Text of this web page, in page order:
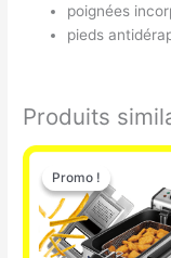
poignées
pieds
Produits
Promo !
Promo !
Le
initial
était :
39.000